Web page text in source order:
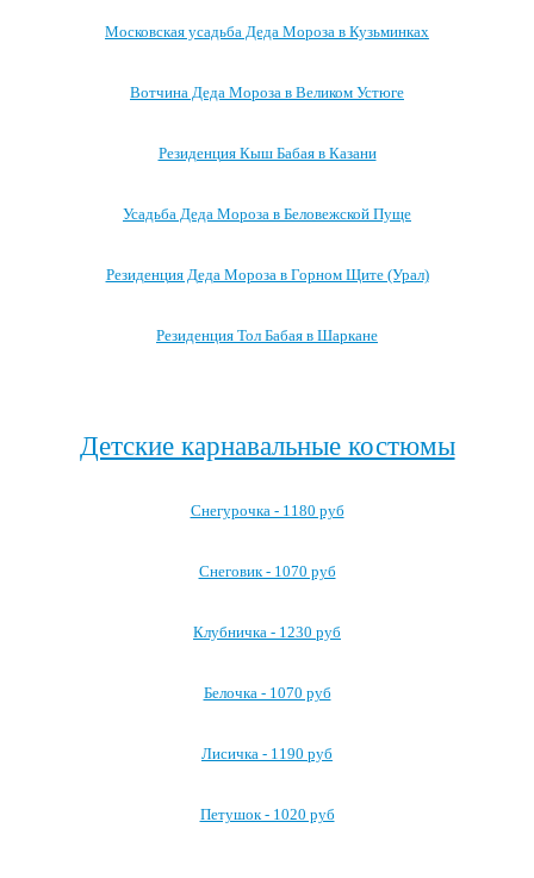
Московская усадьба Деда Мороза в Кузьминках
Вотчина Деда Мороза в Великом Устюге
Резиденция Кыш Бабая в Казани
Усадьба Деда Мороза в Беловежской Пуще
Резиденция Деда Мороза в Горном Щите (Урал)
Резиденция Тол Бабая в Шаркане
Детские карнавальные костюмы
Снегурочка - 1180 руб
Снеговик - 1070 руб
Клубничка - 1230 руб
Белочка - 1070 руб
Лисичка - 1190 руб
Петушок - 1020 руб